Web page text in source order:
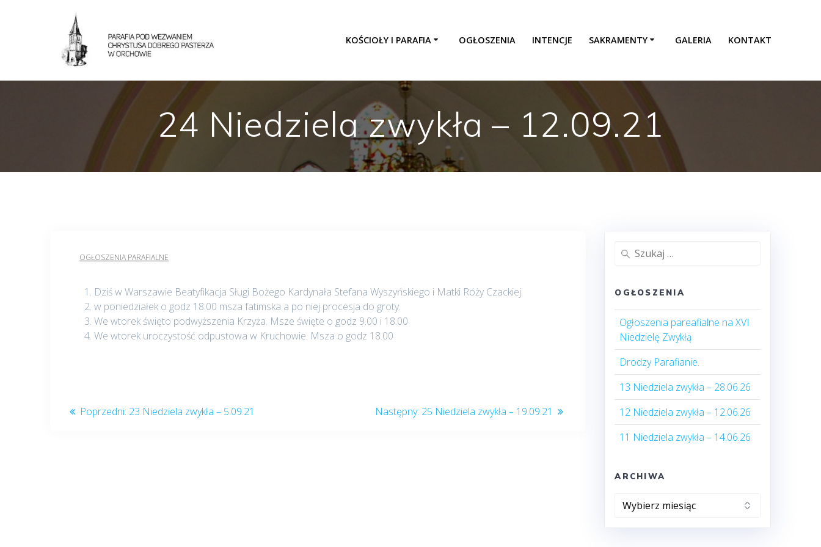
KOŚCIOŁY I PARAFIA OGŁOSZENIA INTENCJE SAKRAMENTY GALERIA KONTAKT
24 Niedziela zwykła – 12.09.21
OGŁOSZENIA PARAFIALNE
Dziś w Warszawie Beatyfikacja Sługi Bożego Kardynała Stefana Wyszyńskiego i Matki Róży Czackiej.
w poniedziałek o godz 18.00 msza fatimska a po niej procesja do groty.
We wtorek święto podwyższenia Krzyża. Msze święte o godz 9.00 i 18.00
We wtorek uroczystość odpustowa w Kruchowie. Msza o godz 18.00
Nawigacja
Poprzedni: Poprzedni
23 Niedziela zwykła – 5.09.21 Następny: Następny
25 Niedziela zwykła – 19.09.21
Szukaj:
OGŁOSZENIA
Ogłoszenia pareafialne na XVI
Niedzielę Zwykłą
Drodzy Parafianie.
13 Niedziela zwykła – 28.06.26
12 Niedziela zwykła – 12.06.26
11 Niedziela zwykła – 14.06.26
ARCHIWA
Archiwa